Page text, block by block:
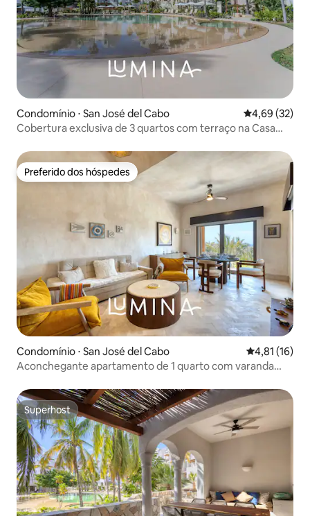
Condomínio ⋅ San José del Cabo 4,69 de uma
4,69 (32)
Cobertura exclusiva de 3 quartos com terraço na Casa
Preferido dos hóspedes
Preferido dos hóspedes
Condomínio ⋅ San José del Cabo 4,81 de uma
4,81 (16)
Aconchegante apartamento de 1 quarto com varanda
Superhost
Superhost